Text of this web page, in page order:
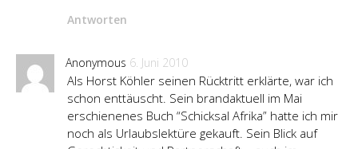
Antworten
Anonymous 6. Juni 2010
Als Horst Köhler seinen Rücktritt erklärte, war ich
schon enttäuscht. Sein brandaktuell im Mai
erschienenes Buch “Schicksal Afrika” hatte ich mir
noch als Urlaubslektüre gekauft. Sein Blick auf